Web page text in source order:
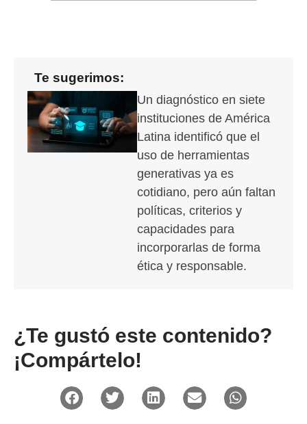
Te sugerimos:
Un diagnóstico en siete
instituciones de América
Latina identificó que el
uso de herramientas
generativas ya es
cotidiano, pero aún faltan
políticas, criterios y
capacidades para
incorporarlas de forma
ética y responsable.
¿Te gustó este contenido?
¡Compártelo!